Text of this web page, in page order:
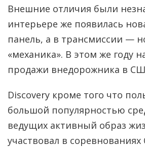
Внешние отличия были
интерьере же появилась
панель, а в трансмиссии —
«механика». В этом же году
продажи внедорожника в
Discovery кроме того что
большой популярностью
ведущих активный образ
участвовал в соревнованиях